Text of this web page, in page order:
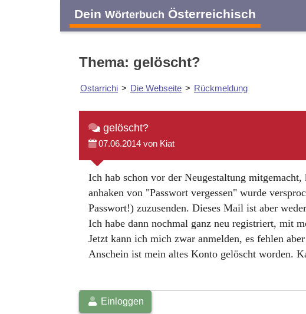
Dein Wörterbuch Österreichisch
Thema: gelöscht?
Ostarrichi > Die Webseite > Rückmeldung
gelöscht?
07.06.2014 von Kiat
Ich hab schon vor der Neugestaltung
anhaken von "Passwort vergessen" wurde
Passwort!) zuzusenden. Dieses Mail ist aber
Ich habe dann nochmal ganz neu registriert, mit
Jetzt kann ich mich zwar anmelden, es fehlen
Anschein ist mein altes Konto gelöscht worden.
Einloggen